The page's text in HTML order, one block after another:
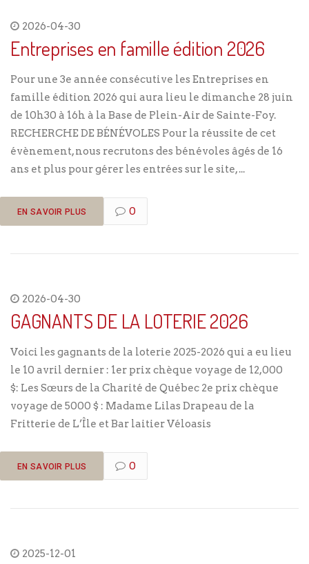
2026-04-30
Entreprises en famille édition 2026
Pour une 3e année consécutive les Entreprises en
famille édition 2026 qui aura lieu le dimanche 28 juin
de 10h30 à 16h à la Base de Plein-Air de Sainte-Foy.
RECHERCHE DE BÉNÉVOLES Pour la réussite de cet
évènement, nous recrutons des bénévoles âgés de 16
ans et plus pour gérer les entrées sur le site, ...
EN SAVOIR PLUS 0
2026-04-30
GAGNANTS DE LA LOTERIE 2026
Voici les gagnants de la loterie 2025-2026 qui a eu lieu
le 10 avril dernier : 1er prix chèque voyage de 12,000
$: Les Sœurs de la Charité de Québec 2e prix chèque
voyage de 5000 $ : Madame Lilas Drapeau de la
Fritterie de L’Île et Bar laitier Véloasis
EN SAVOIR PLUS 0
2025-12-01